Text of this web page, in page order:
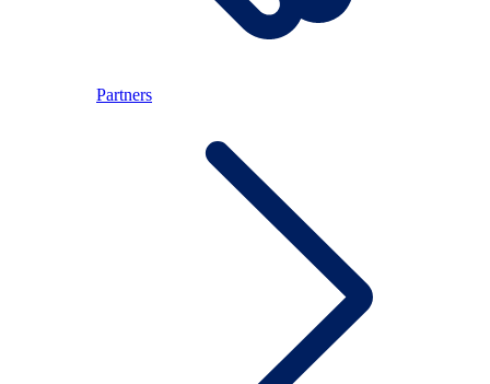
Partners